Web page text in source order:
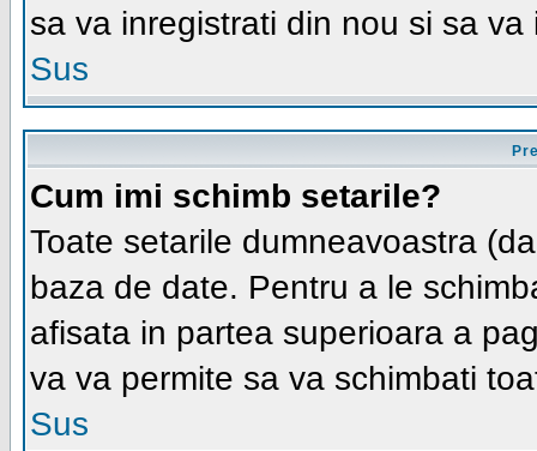
sa va inregistrati din nou si sa va
Sus
Cum imi schimb setarile?
Toate setarile dumneavoastra
baza de date. Pentru a le
afisata in partea superioara a
va va permite sa va schimbati
Sus